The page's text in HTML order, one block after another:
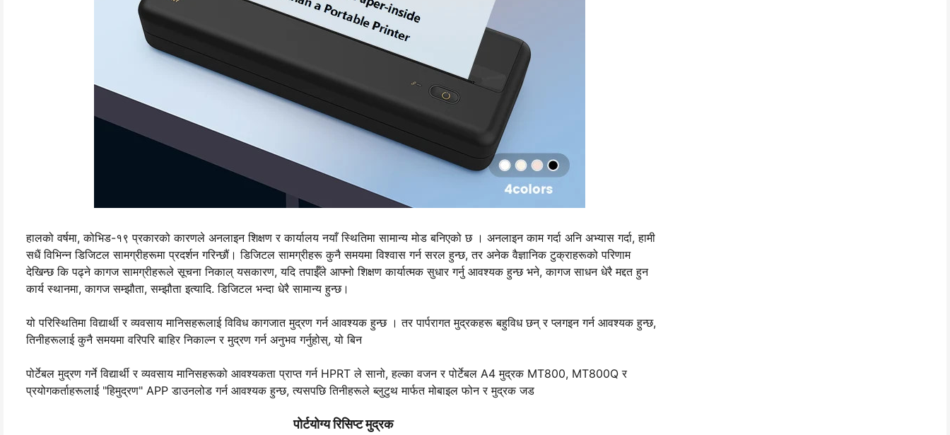
हालको वर्षमा, कोभिड-१९ प्रकारको कारणले अनलाइन शिक्षण र कार्यालय नयाँ स्थितिमा सामान्य मोड बनिएको छ । अनलाइन काम गर्दा अनि अभ्यास गर्दा, हामी
सधैं विभिन्न डिजिटल सामग्रीहरूमा प्रदर्शन गरिन्छौं। डिजिटल सामग्रीहरू कुनै समयमा विश्वास गर्न सरल हुन्छ, तर अनेक वैज्ञानिक टुक्राहरूको परिणाम
देखिन्छ कि पढ्ने कागज सामग्रीहरूले सूचना निकाल् यसकारण, यदि तपाईँले आफ्नो शिक्षण कार्यात्मक सुधार गर्नु आवश्यक हुन्छ भने, कागज साधन धेरै मद्दत हुन
कार्य स्थानमा, कागज सम्झौता, सम्झौता इत्यादि. डिजिटल भन्दा धेरै सामान्य हुन्छ।
यो परिस्थितिमा विद्यार्थी र व्यवसाय मानिसहरूलाई विविध कागजात मुद्रण गर्न आवश्यक हुन्छ । तर पार्परागत मुद्रकहरू बहुविध छन् र प्लगइन गर्न आवश्यक हुन्छ,
तिनीहरूलाई कुनै समयमा वरिपरि बाहिर निकाल्न र मुद्रण गर्न अनुभव गर्नुहोस्, यो बिन
पोर्टेबल मुद्रण गर्ने विद्यार्थी र व्यवसाय मानिसहरूको आवश्यकता प्राप्त गर्न HPRT ले सानो, हल्का वजन र पोर्टेबल A4 मुद्रक MT800, MT800Q र
प्रयोगकर्ताहरूलाई "हिमुद्रण" APP डाउनलोड गर्न आवश्यक हुन्छ, त्यसपछि तिनीहरूले ब्लुटुथ मार्फत मोबाइल फोन र मुद्रक जड
पोर्टयोग्य रिसिप्ट मुद्रक